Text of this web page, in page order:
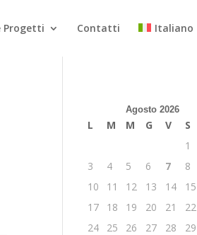
Progetti Contatti Italiano
Agosto 2026
L M M G V S
1
3
4 5 6 7 8
10
11 12 13 14 15
17
18 19 20 21 22
24
25 26 27 28 29